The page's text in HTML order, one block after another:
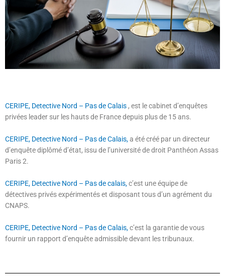
CERIPE, Detective Nord – Pas de Calais , est le cabinet d’enquêtes
privées leader sur les hauts de France depuis plus de 15 ans.
CERIPE, Detective Nord – Pas de Calais,a été créé par un directeur
d’enquête diplômé d’état, issu de l’université de droit Panthéon Assas
Paris 2.
CERIPE, Detective Nord – Pas de calais,c’est une équipe de
détectives privés expérimentés et disposant tous d’un agrément du
CNAPS.
CERIPE, Detective Nord – Pas de Calais,c’est la garantie de vous
fournir un rapport d’enquête admissible devant les tribunaux.